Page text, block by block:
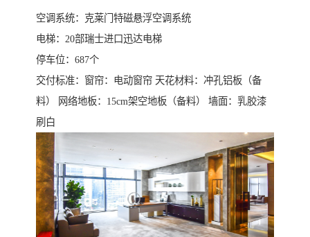
空调系统：克莱门特磁悬浮空调系统
电梯：20部瑞士进口迅达电梯
停车位：687个
交付标准：窗帘：电动窗帘 天花材料：冲孔铝板（备
料） 网络地板：15cm架空地板（备料） 墙面：乳胶漆
刷白